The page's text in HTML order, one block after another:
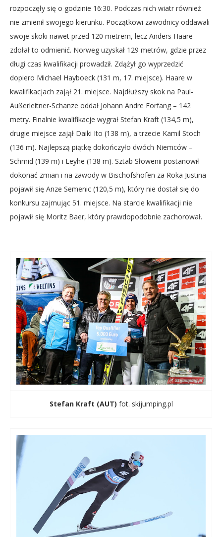
rozpoczęły się o godzinie 16:30. Podczas nich wiatr również
nie zmienił swojego kierunku. Początkowi zawodnicy oddawali
swoje skoki nawet przed 120 metrem, lecz Anders Haare
zdołał to odmienić. Norweg uzyskał 129 metrów, gdzie przez
długi czas kwalifikacji prowadził. Zdążył go wyprzedzić
dopiero Michael Hayboeck (131 m, 17. miejsce). Haare w
kwalifikacjach zajął 21. miejsce. Najdłuższy skok na Paul-
Außerleitner-Schanze oddał Johann Andre Forfang – 142
metry. Finalnie kwalifikacje wygrał Stefan Kraft (134,5 m),
drugie miejsce zajął Daiki Ito (138 m), a trzecie Kamil Stoch
(136 m). Najlepszą piątkę dokończyło dwóch Niemców –
Schmid (139 m) i Leyhe (138 m). Sztab Słowenii postanowił
dokonać zmian i na zawody w Bischofshofen za Roka Justina
pojawił się Anze Semenic (120,5 m), który nie dostał się do
konkursu zajmując 51. miejsce. Na starcie kwalifikacji nie
pojawił się Moritz Baer, który prawdopodobnie zachorował.
Stefan Kraft (AUT) fot. skijumping.pl